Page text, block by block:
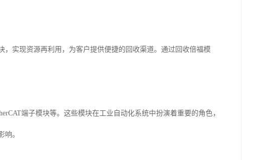
实现资源再利用，为客户提供便捷的回收渠道。通过回收倍福模
端子模块等。这些模块在工业自动化系统中扮演着重要的角色，
响。